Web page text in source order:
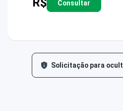
Consultar
Solicitação para